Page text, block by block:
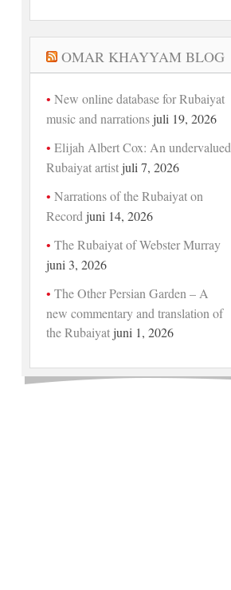
OMAR KHAYYAM BLOG
New online database for Rubaiyat
music and narrations juli 19, 2026
Elijah Albert Cox: An undervalued
Rubaiyat artist juli 7, 2026
Narrations of the Rubaiyat on
Record juni 14, 2026
The Rubaiyat of Webster Murray
juni 3, 2026
The Other Persian Garden – A
new commentary and translation of
the Rubaiyat juni 1, 2026